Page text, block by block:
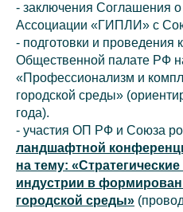
- заключения Соглашения о
Ассоциации «ГИПЛИ» с
- подготовки и проведения
Общественной палате РФ
«Профессионализм и
городской среды»
года).
- участия ОП РФ и Союза
ландшафтной
на тему:
индустрии в
городской среды»